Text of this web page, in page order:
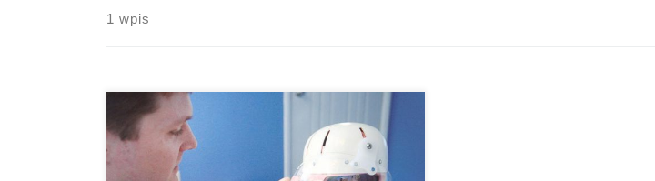
1 wpis
Patrick i Beth Collins, Virginia zaczęli leczyć swoją 17
– letnią córkę Jennifer za pomocą Charlotte’s Web,